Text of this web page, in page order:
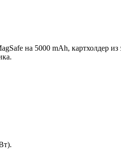
на 5000 mAh, картхолдер